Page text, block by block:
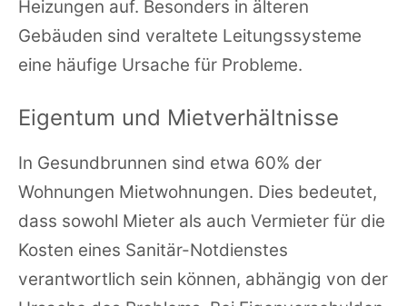
Heizungen auf. Besonders in älteren
Gebäuden sind veraltete Leitungssysteme
eine häufige Ursache für Probleme.
Eigentum und Mietverhältnisse
In Gesundbrunnen sind etwa 60% der
Wohnungen Mietwohnungen. Dies bedeutet,
dass sowohl Mieter als auch Vermieter für die
Kosten eines Sanitär-Notdienstes
verantwortlich sein können, abhängig von der